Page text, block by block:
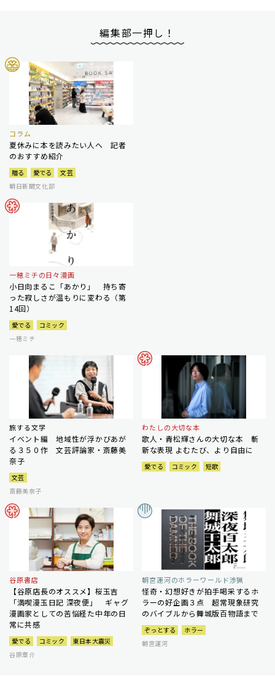
編集部一押し！
コラム
夏休みに本を読みたい人へ 記者
のおすすめ紹介
贈る 愛でる
文芸
朝日新聞文化部
一穂ミチの日々漫画
小日向まるこ「あかり」 持ち寄
った寂しさが温もりに変わる（第
14回）
愛でる
コミック
一穂ミチ
旅する文学
イベント編 地域性が浮かびあが
る３５０作 文芸評論家・斎藤美
奈子
文芸
斎藤美奈子
わたしの大切な本
歌人・青松輝さんの大切な本 斬
新な表現 よむたび、より自由に
愛でる コミック 短歌
谷原書店
【谷原店長のオススメ】桜玉吉
「満喫漫玉日記 深夜便」 ギャグ
漫画家としての苦悩経た中年の日
常に共感
愛でる コミック
東日本大震災
谷原章介
朝宮運河のホラーワールド渉猟
怪奇・幻想好きが拍手喝采するホ
ラーの好企画３点 超常現象研究
のバイブルから舞城版百物語まで
ぞっとする
ホラー
朝宮運河